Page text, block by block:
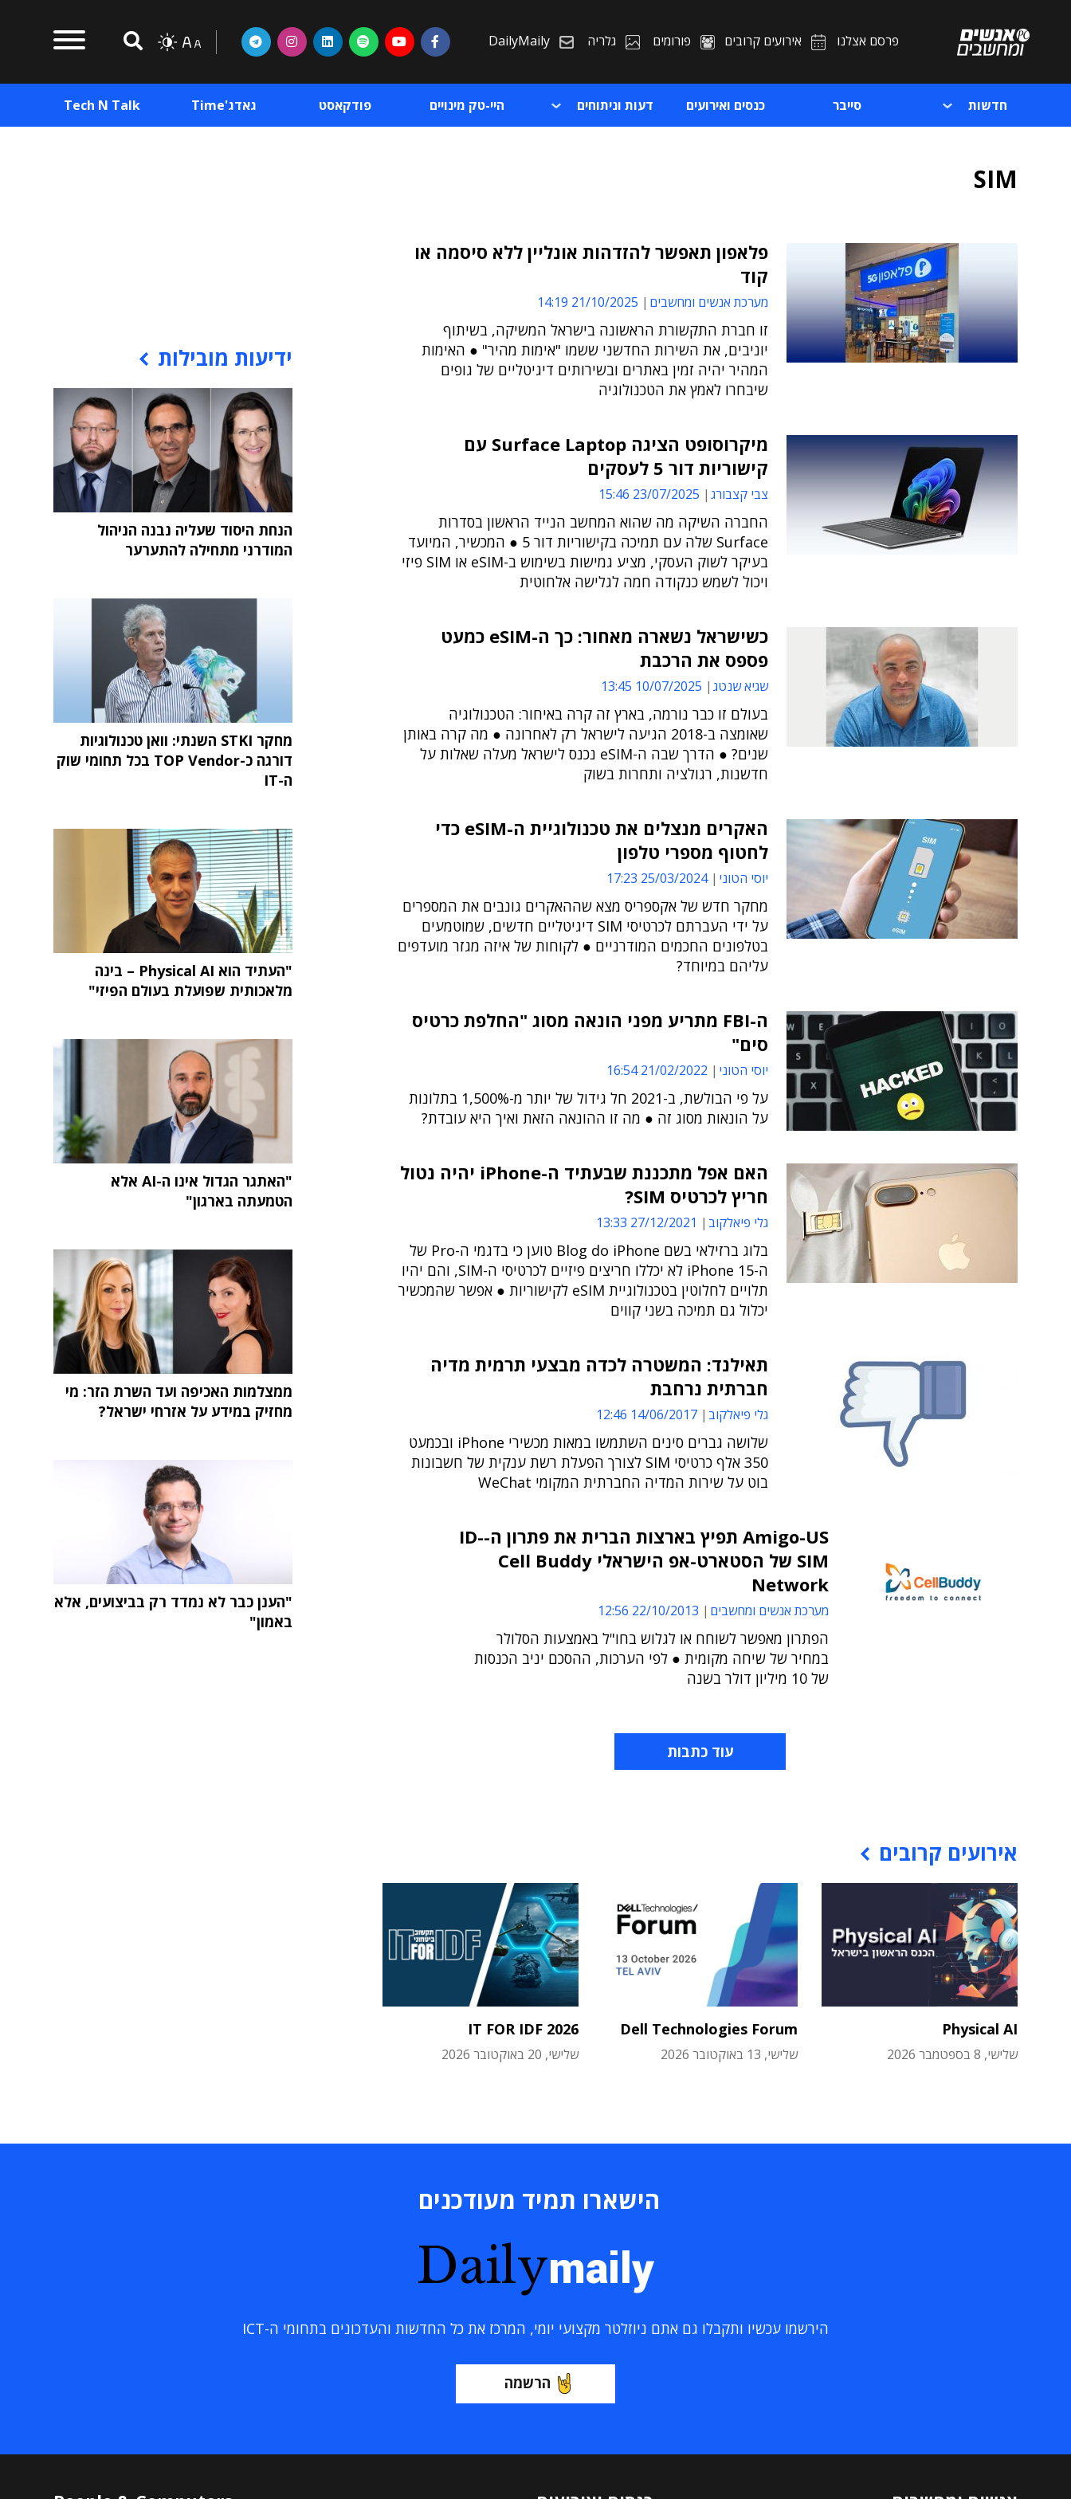
פרסם אצלנו אירועים קרובים פורומים גלריה DailyMaily
חדשות סייבר כנסים ואירועים דעות וניתוחים היי-טק מינויים פודקאסט גאדג'Time Tech N Talk
SIM
פלאפון תאפשר להזדהות אונליין ללא סיסמה או
קוד
מערכת אנשים ומחשבים 21/10/2025 14:19
זו חברת התקשורת הראשונה בישראל המשיקה, בשיתוף
יוניבים, את השירות החדשני ששמו "אימות מהיר" ● האימות
המהיר יהיה זמין באתרים ובשירותים דיגיטליים של גופים
שיבחרו לאמץ את הטכנולוגיה
מיקרוסופט הציגה Surface Laptop עם
קישוריות דור 5 לעסקים
צבי קצבורג 23/07/2025 15:46
החברה השיקה מה שהוא המחשב הנייד הראשון בסדרות
Surface שלה עם תמיכה בקישוריות דור 5 ● המכשיר, המיועד
בעיקר לשוק העסקי, מציע גמישות בשימוש ב-eSIM או SIM פיזי
ויכול לשמש כנקודה חמה לגלישה אלחוטית
כשישראל נשארה מאחור: כך ה-eSIM כמעט
פספס את הרכבת
שגיא שנטג 10/07/2025 13:45
בעולם זו כבר נורמה, בארץ זה קרה באיחור: הטכנולוגיה
שאומצה ב-2018 הגיעה לישראל רק לאחרונה ● מה קרה באותן
שנים? ● הדרך שבה ה-eSIM נכנס לישראל מעלה שאלות על
חדשנות, רגולציה ותחרות בשוק
האקרים מנצלים את טכנולוגיית ה-eSIM כדי
לחטוף מספרי טלפון
יוסי הטוני 25/03/2024 17:23
מחקר חדש של אקספריס מצא שההאקרים גונבים את המספרים
על ידי העברתם לכרטיסי SIM דיגיטליים חדשים, שמוטמעים
בטלפונים החכמים המודרניים ● לקוחות של איזה מגזר מועדפים
עליהם במיוחד?
ה-FBI מתריע מפני הונאה מסוג "החלפת כרטיס
סים"
יוסי הטוני 21/02/2022 16:54
על פי הבולשת, ב-2021 חל גידול של יותר מ-1,500% בתלונות
על הונאות מסוג זה ● מה זו ההונאה הזאת ואיך היא עובדת?
האם אפל מתכננת שבעתיד ה-iPhone יהיה נטול
חריץ לכרטיס SIM?
גלי פיאלקוב 27/12/2021 13:33
בלוג ברזילאי בשם Blog do iPhone טוען כי בדגמי ה-Pro של
ה-iPhone 15 לא יכללו חריצים פיזיים לכרטיסי ה-SIM, והם יהיו
תלויים לחלוטין בטכנולוגיית eSIM לקישוריות ● אפשר שהמכשיר
יכלול גם תמיכה בשני קווים
תאילנד: המשטרה לכדה מבצעי תרמית מדיה
חברתית נרחבת
גלי פיאלקוב 14/06/2017 12:46
שלושה גברים סינים השתמשו במאות מכשירי iPhone ובכמעט
350 אלף כרטיסי SIM לצורך הפעלת רשת ענקית של חשבונות
בוט על שירות המדיה החברתית המקומי WeChat
Amigo-US תפיץ בארצות הברית את פתרון ה-ID-
SIM של הסטארט-אפ הישראלי Cell Buddy
Network
מערכת אנשים ומחשבים 22/10/2013 12:56
הפתרון מאפשר לשוחח או לגלוש בחו"ל באמצעות הסלולר
במחיר של שיחה מקומית ● לפי הערכות, ההסכם יניב הכנסות
של 10 מיליון דולר בשנה
עוד כתבות
אירועים קרובים
Physical AI
שלישי, 8 בספטמבר 2026
Dell Technologies Forum
שלישי, 13 באוקטובר 2026
IT FOR IDF 2026
שלישי, 20 באוקטובר 2026
ידיעות מובילות
הנחת היסוד שעליה נבנה הניהול
המודרני מתחילה להתערער
מחקר STKI השנתי: וואן טכנולוגיות
דורגה כ-TOP Vendor בכל תחומי שוק
ה-IT
"העתיד הוא Physical AI – בינה
מלאכותית שפועלת בעולם הפיזי"
"האתגר הגדול אינו ה-AI אלא
הטמעתה בארגון"
ממצלמות האכיפה ועד השרת הזר: מי
מחזיק במידע על אזרחי ישראל?
"הענן כבר לא נמדד רק בביצועים, אלא
באמון"
הישארו תמיד מעודכנים
Dailymaily
הירשמו עכשיו ותקבלו גם אתם ניוזלטר מקצועי יומי, המרכז את כל החדשות והעדכונים בתחומי ה-ICT
הרשמה